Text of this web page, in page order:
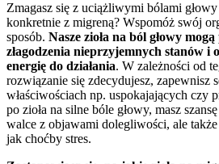
Zmagasz się z uciążliwymi bólami
konkretnie z migreną? Wspomóż swój
sposób. Nasze zioła na ból głowy
złagodzenia nieprzyjemnych stanów i
energię do działania. W zależności od
rozwiązanie się zdecydujesz, zapewnisz
właściwościach np. uspokajających czy
po zioła na silne bóle głowy, masz
walce z objawami dolegliwości, ale
jak choćby stres.